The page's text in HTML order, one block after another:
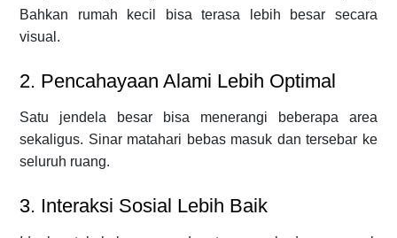
Bahkan rumah kecil bisa terasa lebih besar secara
visual.
2. Pencahayaan Alami Lebih Optimal
Satu jendela besar bisa menerangi beberapa area
sekaligus. Sinar matahari bebas masuk dan tersebar ke
seluruh ruang.
3. Interaksi Sosial Lebih Baik